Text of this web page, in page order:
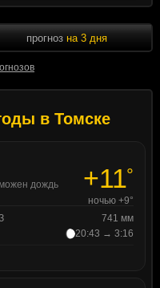
прогноз на 3 дня
в Томске
дождь +11°
ночью +9°
741 мм
20:43 → 3:16